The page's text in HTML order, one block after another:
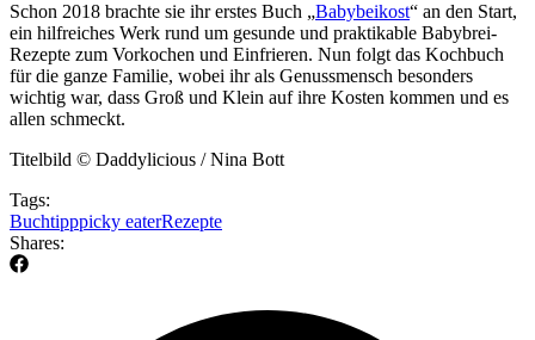
Schon 2018 brachte sie ihr erstes Buch „Babybeikost“ an den Start,
ein hilfreiches Werk rund um gesunde und praktikable Babybrei-
Rezepte zum Vorkochen und Einfrieren. Nun folgt das Kochbuch
für die ganze Familie, wobei ihr als Genussmensch besonders
wichtig war, dass Groß und Klein auf ihre Kosten kommen und es
allen schmeckt.
Titelbild © Daddylicious / Nina Bott
Tags:
Buchtipppicky eaterRezepte
Shares: